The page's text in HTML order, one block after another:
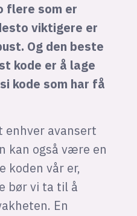
flere som er
viktigere er
Og den beste
kode er å lage
kode som har få
enhver avansert
kan også være en
koden vår er,
bør vi ta til å
En